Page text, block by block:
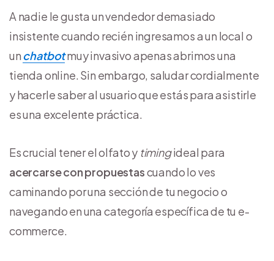
A nadie le gusta un vendedor demasiado
insistente cuando recién ingresamos a un local o
unchatbotmuy invasivo apenas abrimos una
tienda online. Sin embargo, saludar cordialmente
y hacerle saber al usuario que estás para asistirle
es una excelente práctica.
Es crucial tener el olfato y timingideal para
acercarse con propuestascuando lo ves
caminando por una sección de tu negocio o
navegando en una categoría específica de tu e-
commerce.